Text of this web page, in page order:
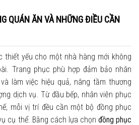
QUÁN ĂN VÀ NHỮNG ĐIỀU CẦN
thiết yếu cho một nhà hàng mới không
Trang phục phù hợp đảm bảo nhân
làm việc hiệu quả, nâng tầm thương
dịch vụ. Từ đầu bếp, nhân viên phục
mỗi vị trí đều cần một bộ đồng phục
cụ thể. Bằng cách lựa chọn đồng phục